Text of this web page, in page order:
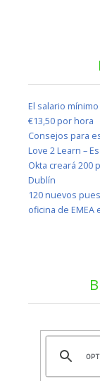
El salario
€13,50 por hora
Consejos para
Love 2 Learn –
Okta creará 200
Dublín
120 nuevos
oficina de EMEA